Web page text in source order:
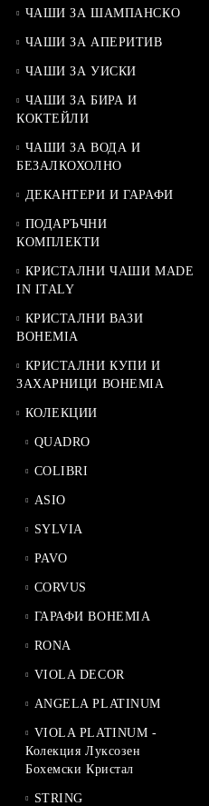
ЧАШИ ЗА ШАМПАНСКО
ЧАШИ ЗА АПЕРИТИВ
ЧАШИ ЗА УИСКИ
ЧАШИ ЗА БИРА И
КОКТЕЙЛИ
ЧАШИ ЗА ВОДА И
БЕЗАЛКОХОЛНО
ДЕКАНТЕРИ И ГАРАФИ
ПОДАРЪЧНИ
КОМПЛЕКТИ
КРИСТАЛНИ ЧАШИ MADE
IN ITALY
КРИСТАЛНИ ВАЗИ
BOHEMIA
КРИСТАЛНИ КУПИ И
ЗАХАРНИЦИ BOHEMIA
КОЛЕКЦИИ
QUADRO
COLIBRI
ASIO
SYLVIA
PAVO
CORVUS
ГАРАФИ BOHEMIA
RONA
VIOLA DECOR
ANGELA PLATINUM
VIOLA PLATINUM -
Колекция Луксозен
Бохемски Кристал
STRING